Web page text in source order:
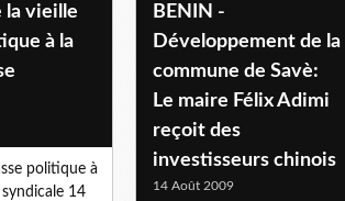
la vieille
à la
politique à
syndicale 14
BENIN -
Développement de la
commune de Savè:
Le maire Félix Adimi
reçoit des
investisseurs chinois
14 Août 2009